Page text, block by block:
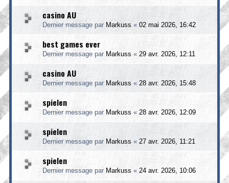
casino AU
Dernier message par Markuss « 02 mai 2026, 16:42
best games ever
Dernier message par Markuss « 29 avr. 2026, 12:11
casino AU
Dernier message par Markuss « 28 avr. 2026, 15:48
spielen
Dernier message par Markuss « 28 avr. 2026, 12:09
spielen
Dernier message par Markuss « 27 avr. 2026, 11:21
spielen
Dernier message par Markuss « 24 avr. 2026, 10:06